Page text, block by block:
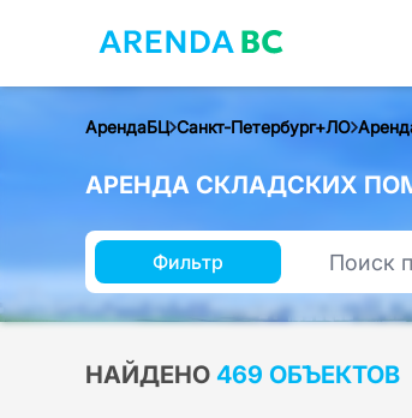
АрендаБЦ Санкт-Петербург+ЛО
АРЕНДА СКЛАДСКИХ
Фильтр
НАЙДЕНО 469 ОБЪЕКТОВ